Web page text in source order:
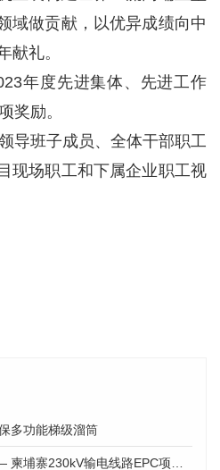
域做贡献，以优异成绩向中
献礼。
年度先进集体、先进工作
奖励。
导班子成员、全体干部职工
现场职工和下属企业职工视
多功能梯级溜筒